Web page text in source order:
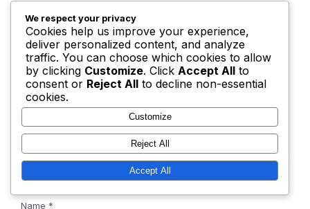
Leave a Reply
Your email address will not be published. Required fields are
marked*
Comment*
Name *
We respect your privacy
Cookies help us improve your experience,
deliver personalized content, and analyze
traffic. You can choose which cookies to allow
by clicking Customize. Click Accept All to
consent or Reject All to decline non-essential
cookies.
Customize
Reject All
Accept All